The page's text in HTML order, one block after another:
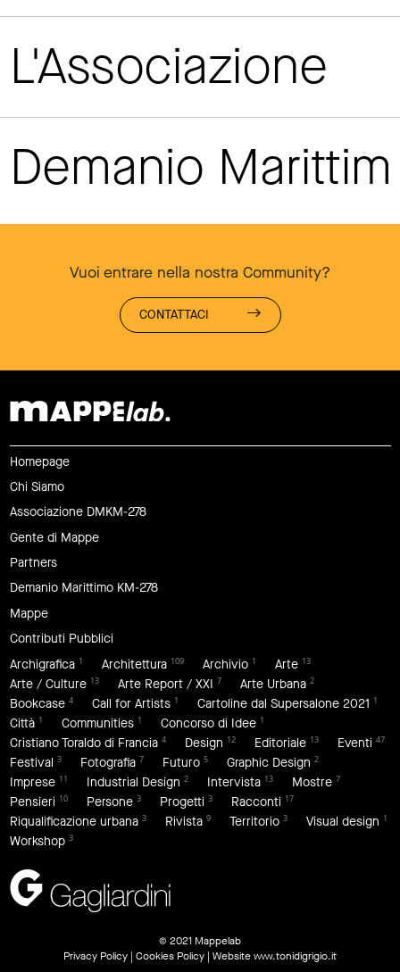
L'Associazione
Demanio
Vuoi entrare nella nostra Community?
CONTATTACI
Homepage
Chi Siamo
Associazione DMKM-278
Gente di Mappe
Partners
Demanio Marittimo KM-278
Mappe
Contributi Pubblici
Archigrafica 1 Architettura 109 Archivio 1 Arte 13
Arte / Culture 13 Arte Report / XXI 7 Arte Urbana 2
Bookcase 4 Call for Artists 1 Cartoline dal Supersalone 2021 1
Città 1 Communities 1 Concorso di Idee 1
Cristiano Toraldo di Francia 4 Design 12 Editoriale 13 Eventi 47
Festival 3 Fotografia 7 Futuro 5 Graphic Design 2
Imprese 11 Industrial Design 2 Intervista 13 Mostre 7
Pensieri 10 Persone 3 Progetti 3 Racconti 17
Riqualificazione urbana 3 Rivista 9 Territorio 3 Visual design 1
Workshop 3
© 2021 Mappelab
Privacy Policy | Cookies Policy | Websitewww.tonidigrigio.it